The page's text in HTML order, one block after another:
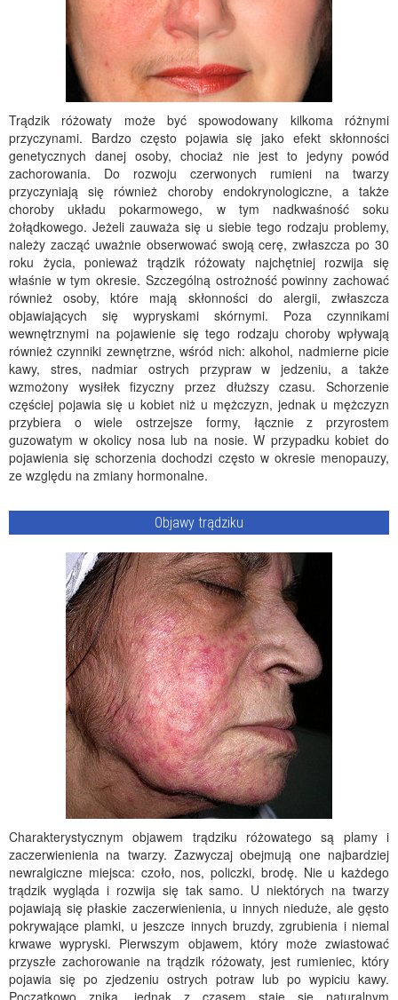
Trądzik różowaty może być spowodowany kilkoma różnymi
przyczynami. Bardzo często pojawia się jako efekt skłonności
genetycznych danej osoby, chociaż nie jest to jedyny powód
zachorowania. Do rozwoju czerwonych rumieni na twarzy
przyczyniają się również choroby endokrynologiczne, a także
choroby układu pokarmowego, w tym nadkwaśność soku
żołądkowego. Jeżeli zauważa się u siebie tego rodzaju problemy,
należy zacząć uważnie obserwować swoją cerę, zwłaszcza po 30
roku życia, ponieważ trądzik różowaty najchętniej rozwija się
właśnie w tym okresie. Szczególną ostrożność powinny zachować
również osoby, które mają skłonności do alergii, zwłaszcza
objawiających się wypryskami skórnymi. Poza czynnikami
wewnętrznymi na pojawienie się tego rodzaju choroby wpływają
również czynniki zewnętrzne, wśród nich: alkohol, nadmierne picie
kawy, stres, nadmiar ostrych przypraw w jedzeniu, a także
wzmożony wysiłek fizyczny przez dłuższy czasu. Schorzenie
częściej pojawia się u kobiet niż u mężczyzn, jednak u mężczyzn
przybiera o wiele ostrzejsze formy, łącznie z przyrostem
guzowatym w okolicy nosa lub na nosie. W przypadku kobiet do
pojawienia się schorzenia dochodzi często w okresie menopauzy,
ze względu na zmiany hormonalne.
Objawy trądziku
Charakterystycznym objawem trądziku różowatego są plamy i
zaczerwienienia na twarzy. Zazwyczaj obejmują one najbardziej
newralgiczne miejsca: czoło, nos, policzki, brodę. Nie u każdego
trądzik wygląda i rozwija się tak samo. U niektórych na twarzy
pojawiają się płaskie zaczerwienienia, u innych nieduże, ale gęsto
pokrywające plamki, u jeszcze innych bruzdy, zgrubienia i niemal
krwawe wypryski. Pierwszym objawem, który może zwiastować
przyszłe zachorowanie na trądzik różowaty, jest rumieniec, który
pojawia się po zjedzeniu ostrych potraw lub po wypiciu kawy.
Początkowo znika, jednak z czasem staje się naturalnym